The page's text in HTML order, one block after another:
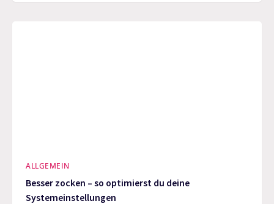
ALLGEMEIN
Besser zocken – so optimierst du deine
Systemeinstellungen